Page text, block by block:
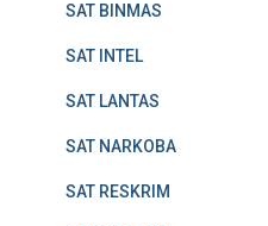
SAT BINMAS
SAT INTEL
SAT LANTAS
SAT NARKOBA
SAT RESKRIM